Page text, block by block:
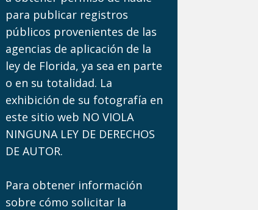
para publicar registros
públicos provenientes de las
agencias de aplicación de la
ley de Florida, ya sea en parte
o en su totalidad. La
exhibición de su fotografía en
este sitio web NO VIOLA
NINGUNA LEY DE DERECHOS
DE AUTOR.
Para obtener información
sobre cómo solicitar la